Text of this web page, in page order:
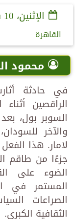
الإثنين، 10 فبراير 2025
القاهرة
محمود
في حادثة
الراقصين
السوبر بول،
والآخر
لامار. هذا
الضوء على
المستمر في
الصراعات
الثقافية الكبرى.